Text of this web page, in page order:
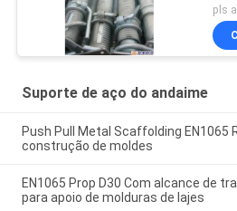
Suporte de aço do andaime
Push Pull Metal Scaffolding EN1065
construção de moldes
EN1065 Prop D30 Com alcance de
para apoio de molduras de lajes